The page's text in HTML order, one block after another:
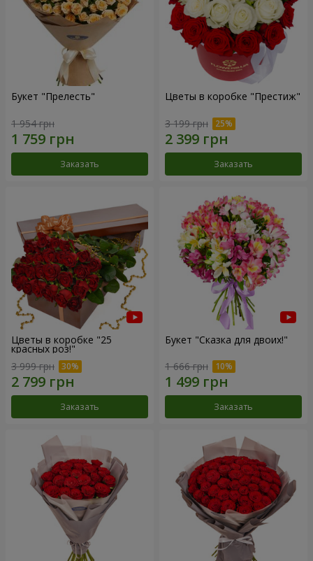
Букет "Прелесть"
1 954 грн
Заказать
Цветы в коробке "Престиж"
3 199 грн
Заказать
Цветы в коробке "25
красных роз!"
3 999 грн
Заказать
Букет "Сказка для двоих!"
1 666 грн
Заказать